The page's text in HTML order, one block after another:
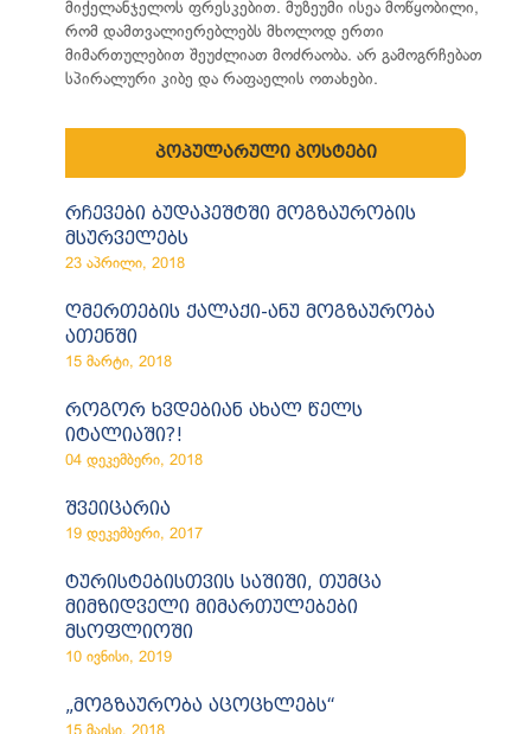
მიქელანჯელოს ფრესკებით. მუზეუმი ისეა მოწყობილი,
რომ დამთვალიერებლებს მხოლოდ ერთი
მიმართულებით შეუძლიათ მოძრაობა. არ გამოგრჩებათ
სპირალური კიბე და რაფაელის ოთახები.
პოპულარული პოსტები
რჩევები ბუდაპეშტში მოგზაურობის
მსურველებს
23 აპრილი, 2018
ღმერთების ქალაქი-ანუ მოგზაურობა
ათენში
15 მარტი, 2018
როგორ ხვდებიან ახალ წელს
იტალიაში?!
04 დეკემბერი, 2018
შვეიცარია
19 დეკემბერი, 2017
ტურისტებისთვის საშიში, თუმცა
მიმზიდველი მიმართულებები
მსოფლიოში
10 ივნისი, 2019
„მოგზაურობა აცოცხლებს“